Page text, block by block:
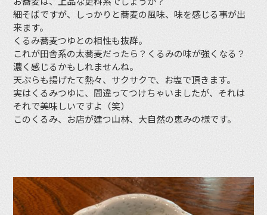
細そばですが、しっかりと蕎麦の風味、味を感じる事が出
来ます。
くるみ蕎麦つゆとの相性も抜群。
これが田舎系の太蕎麦だったら？くるみの味が強くなる？
濃く感じるかもしれませんね。
天ぷらも揚げたて熱々、サクサクで、お塩で頂きます。
実はくるみつゆに、間違ってつけちゃいましたが、それは
それで美味しいですよ（笑）
このくるみ、お店が建つ山林、大自然の恵みの様です。